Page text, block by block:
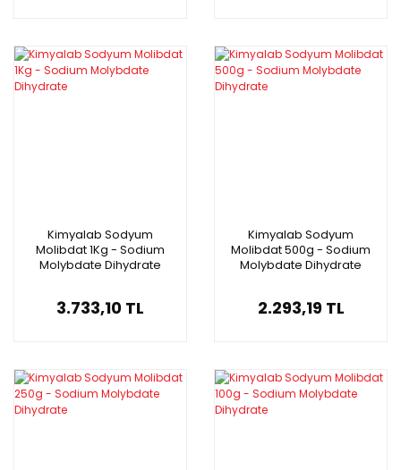
Kimyalab Sodyum
Molibdat 1Kg - Sodium
Molybdate Dihydrate
3.733,10 TL
Kimyalab Sodyum
Molibdat 500g - Sodium
Molybdate Dihydrate
2.293,19 TL